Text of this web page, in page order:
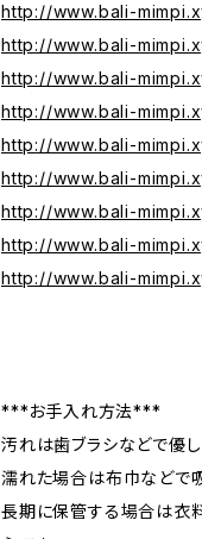
http://www.bali-
http://www.bali-
http://www.bali-
http://www.bali-
http://www.bali-
http://www.bali-
http://www.bali-
http://www.bali-
http://www.bali-
***お手入れ方法***
汚れは歯ブラシなどで優し
濡れた場合は布巾などで
長期に保管する場合は衣